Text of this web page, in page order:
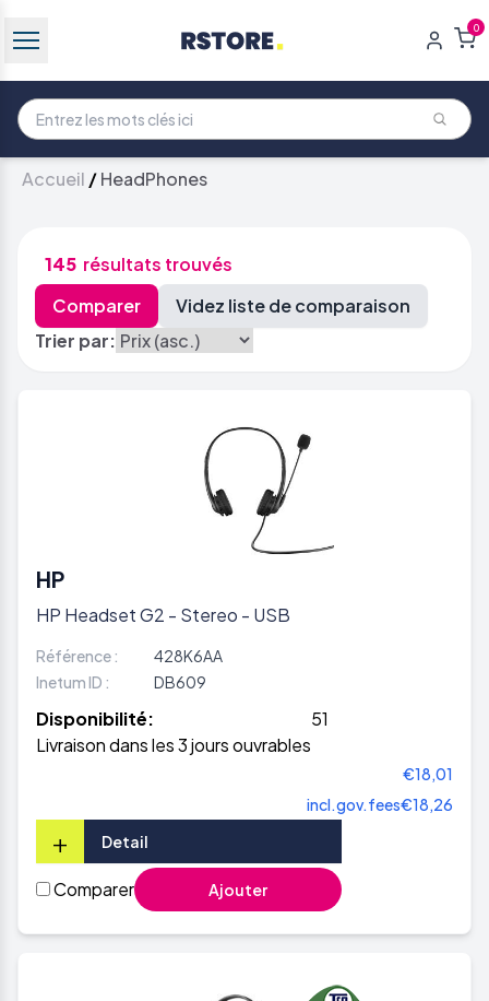
0
Accueil /HeadPhones
145 résultats trouvés
Trier par:
HP
HP Headset G2 - Stereo - USB
Référence :
428K6AA
Inetum ID :
DB609
Disponibilité:
51
Livraison dans les 3 jours ouvrables
€18,01
incl.gov.fees€18,26
+ Detail
Comparer Ajouter